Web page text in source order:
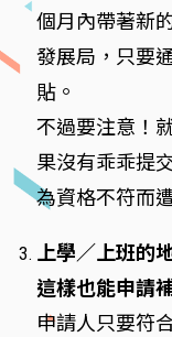
個月內帶著新
發展局，只要
貼。
不過要注意！
果沒有乖乖提
為資格不符而
上學／上班的
這樣也能申請
申請人只要符